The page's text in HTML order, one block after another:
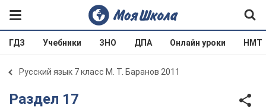
ГДЗ Учебники ЗНО ДПА Онлайн уроки НМТ
Русский язык 7 класс М. Т. Баранов 2011
Раздел 17